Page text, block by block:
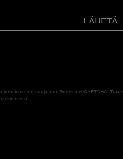
lomakkeet on suojannut Googlen reCAPTCHA.